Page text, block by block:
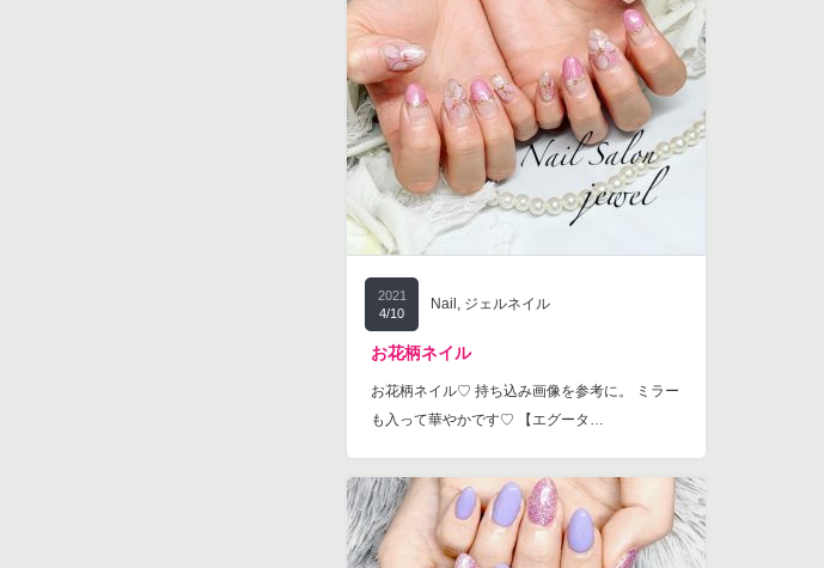
2021
4/10
Nail , ジェルネイル
お花柄ネイル
お花柄ネイル♡ 持ち込み画像を参考に。 ミラー
も入って華やかです♡ 【エグータ…